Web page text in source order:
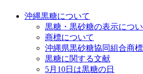
沖縄黒糖について
黒糖・黒砂糖の表示につ
商標について
沖縄県黒砂糖協同組合商
黒糖に関する文献
5月10日は黒糖の日